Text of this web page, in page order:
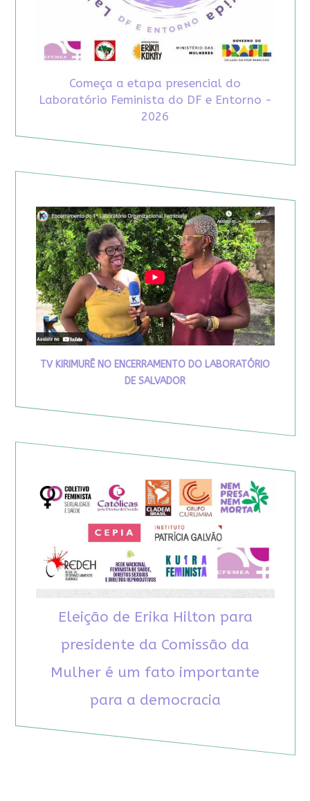
Começa a etapa presencial do
Laboratório Feminista do DF e Entorno -
2026
TV KIRIMURÊ NO ENCERRAMENTO DO LABORATÓRIO
DE SALVADOR
Eleição de Erika Hilton para
presidente da Comissão da
Mulher é um fato importante
para a democracia